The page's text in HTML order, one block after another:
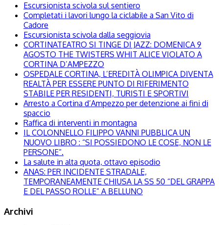
Escursionista scivola sul sentiero
Completati i lavori lungo la ciclabile a San Vito di
Cadore
Escursionista scivola dalla seggiovia
CORTINATEATRO SI TINGE DI JAZZ: DOMENICA 9
AGOSTO THE TWISTERS WHIT ALICE VIOLATO A
CORTINA D’AMPEZZO
OSPEDALE CORTINA, L’EREDITÀ OLIMPICA DIVENTA
REALTÀ PER ESSERE PUNTO DI RIFERIMENTO
STABILE PER RESIDENTI, TURISTI E SPORTIVI
Arresto a Cortina d’Ampezzo per detenzione ai fini di
spaccio
Raffica di interventi in montagna
IL COLONNELLO FILIPPO VANNI PUBBLICA UN
NUOVO LIBRO : “SI POSSIEDONO LE COSE, NON LE
PERSONE”.
La salute in alta quota, ottavo episodio
ANAS: PER INCIDENTE STRADALE,
TEMPORANEAMENTE CHIUSA LA SS 50 “DEL GRAPPA
E DEL PASSO ROLLE” A BELLUNO
Archivi